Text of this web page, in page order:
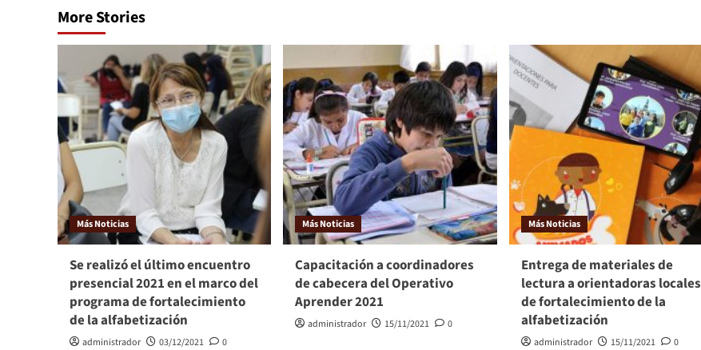
More Stories
Más Noticias
Se realizó el último encuentro
presencial 2021 en el marco del
programa de fortalecimiento
de la alfabetización
administrador 03/12/2021 0
Más Noticias
Capacitación a coordinadores
de cabecera del Operativo
Aprender 2021
administrador 15/11/2021 0
Más Noticias
Entrega de materiales de
lectura a orientadoras locales
de fortalecimiento de la
alfabetización
administrador 15/11/2021 0